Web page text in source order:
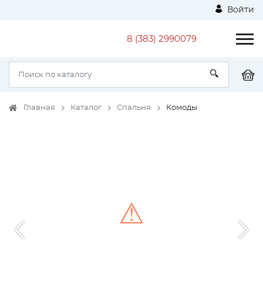
Войти
8 (383) 2990079
Главная Каталог Спальня Комоды
⚠